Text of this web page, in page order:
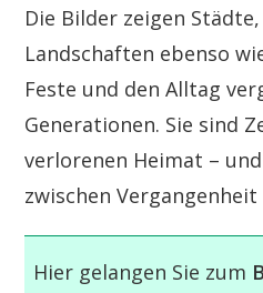
Die Bilder zeigen
Landschaften ebenso
Feste und den Alltag
Generationen. Sie sind
verlorenen Heimat –
zwischen
Hier gelangen Sie zum